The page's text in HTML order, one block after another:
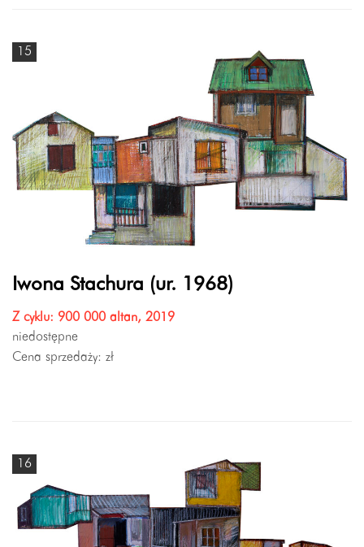
15
Iwona Stachura (ur. 1968)
Z cyklu: 900 000 altan, 2019
niedostępne
Cena sprzedaży: zł
16